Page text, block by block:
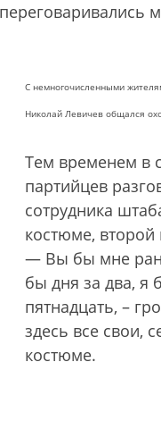
С немногочисленными
Николай Левичев общался
Тем временем в
партийцев
сотрудника
костюме, второй
— Вы бы мне
бы дня за два, я
пятнадцать, –
здесь все свои,
костюме.